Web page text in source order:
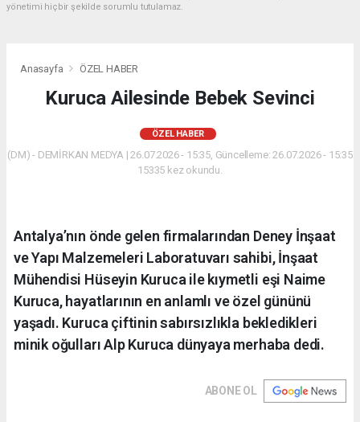
yönetimi hiçbir şekilde sorumlu tutulamaz.
Anasayfa ÖZEL HABER
Kuruca Ailesinde Bebek Sevinci
ÖZEL HABER
(DM) - DEMİRKAN MEDYA | 26.07.2026 - 15:35, Güncelleme: 26.07.2026 - 15:35
15335 kez okundu.
Antalya’nın önde gelen firmalarından Deney İnşaat
ve Yapı Malzemeleri Laboratuvarı sahibi, İnşaat
Mühendisi Hüseyin Kuruca ile kıymetli eşi Naime
Kuruca, hayatlarının en anlamlı ve özel gününü
yaşadı. Kuruca çiftinin sabırsızlıkla bekledikleri
minik oğulları Alp Kuruca dünyaya merhaba dedi.
ABONE OL